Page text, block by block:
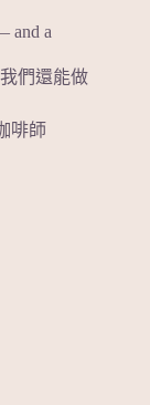
and a
們還能做
啡師